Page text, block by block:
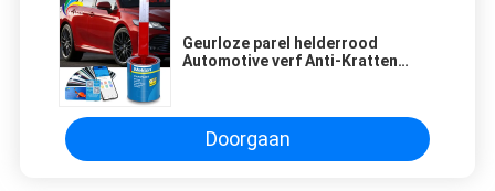
Geurloze parel helderrood
Automotive verf Anti-Kratten
Doorgaan